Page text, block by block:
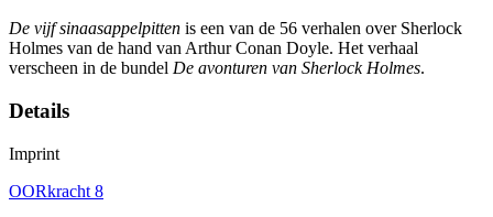
De vijf sinaasappelpitten is een van de 56 verhalen over Sherlock
Holmes van de hand van Arthur Conan Doyle. Het verhaal
verscheen in de bundel De avonturen van Sherlock Holmes.
Details
Imprint
OORkracht 8